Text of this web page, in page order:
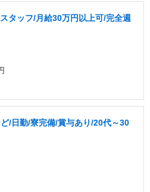
タッフ/月給30万円以上可/完全週
/日勤/寮完備/賞与あり/20代～30